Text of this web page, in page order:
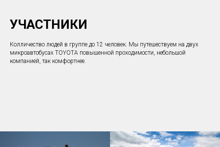
УЧАСТНИКИ
Колличество людей в группе до 12 человек. Мы путешествуем на двух
микроавтобусах TOYOTA повышенной проходимости, небольшой
компанией, так комфортнее.